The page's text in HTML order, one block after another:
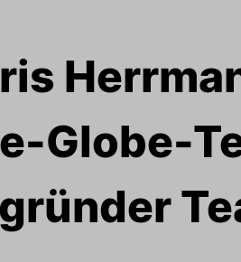
Globe-